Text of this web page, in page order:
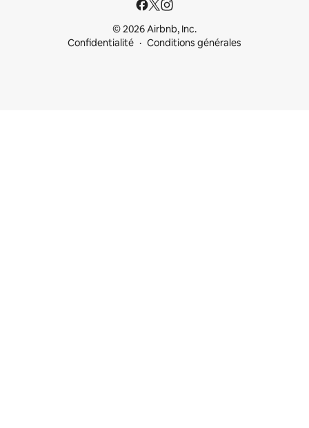
© 2026 Airbnb, Inc.
Confidentialité
Conditions générales